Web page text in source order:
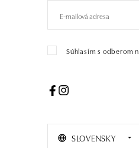
Súhlasím s odberom
SLOVENSKY